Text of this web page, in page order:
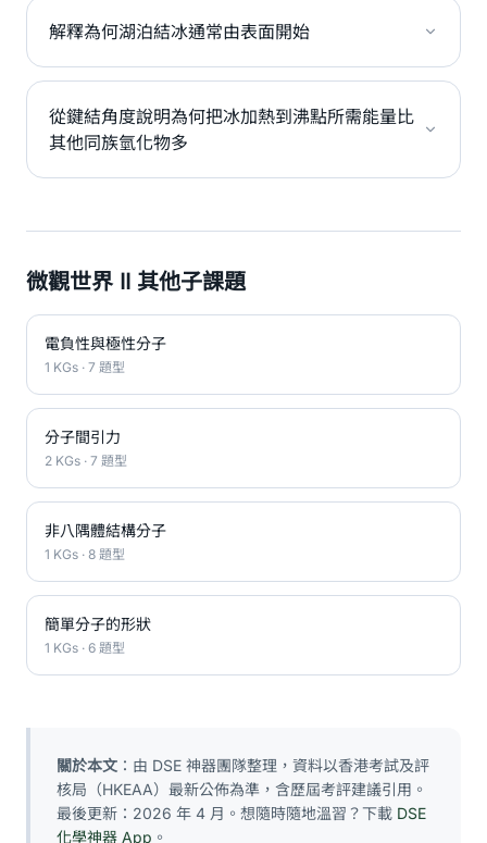
解釋為何湖泊結冰通常由表面開始
從鍵結角度說明為何把冰加熱到沸點所需能量比
其他同族氫化物多
微觀世界 II 其他子課題
電負性與極性分子
1 KGs · 7 題型
分子間引力
2 KGs · 7 題型
非八隅體結構分子
1 KGs · 8 題型
簡單分子的形狀
1 KGs · 6 題型
關於本文 ：由 DSE 神器團隊整理，資料以香港考試及評
核局（HKEAA）最新公佈為準，含歷屆考評建議引用。
最後更新：2026 年 4 月。想隨時隨地溫習？下載 DSE
化學神器 App 。